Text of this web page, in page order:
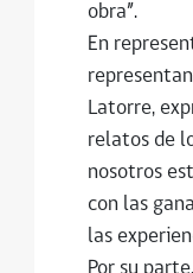
obra”.
En
Latorre,
relatos de
nosotros
con las
las